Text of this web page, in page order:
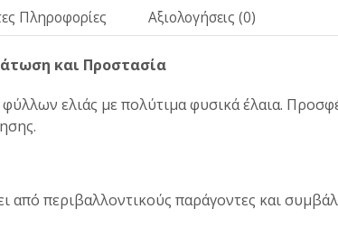
Πληροφορίες Αξιολογήσεις (0)
και Προστασία
ελιάς με πολύτιμα φυσικά έλαια.
από περιβαλλοντικούς παράγοντες και